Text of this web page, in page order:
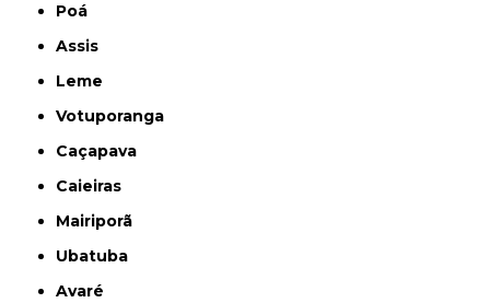
Poá
Assis
Leme
Votuporanga
Caçapava
Caieiras
Mairiporã
Ubatuba
Avaré